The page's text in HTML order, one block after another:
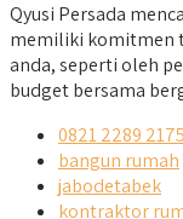
Qyusi Persada
memiliki komitmen
anda, seperti oleh
budget bersama
0821 2289 2175
bangun rumah
jabodetabek
kontraktor